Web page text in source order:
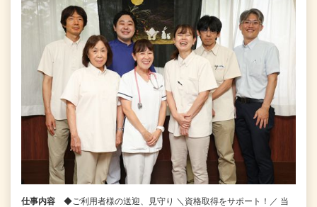
仕事内容
◆ご利用者様の送迎、見守り ＼資格取得をサポート！／ 当